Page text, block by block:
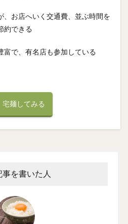
、お店へいく交通費、並ぶ時間を
約できる
富で、有名店も参加している
宅麺してみる
事を書いた人